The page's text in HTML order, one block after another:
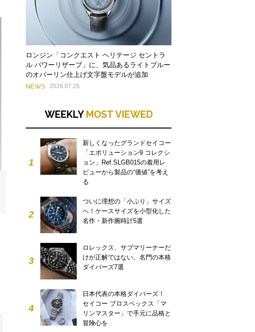
ロンジン「コンクエスト ヘリテージ セントラ
ル パワーリザーブ」に、気品あるライトブルー
のオパーリン仕上げ文字盤モデルが追加
NEWS 2026.07.25
WEEKLY MOST VIEWED
1
新しくなったグランドセイコー
「エボリューション9 コレクシ
ョン」Ref.SLGB015の着用レ
ビューから製品の“価値”を考え
る
2
ついに理想の「小ぶり」サイズ
へ！ケースサイズを小型化した
名作・新作腕時計5選
3
ロレックス、サブマリーナーだ
けが正解ではない。名門の本格
ダイバーズ7選
4
日本代表の本格ダイバーズ！
セイコー プロスペックス「マ
リンマスター」で手元に品格と
冒険心を